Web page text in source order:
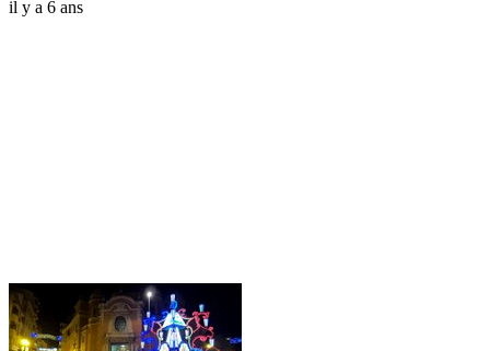
il y a 6 ans